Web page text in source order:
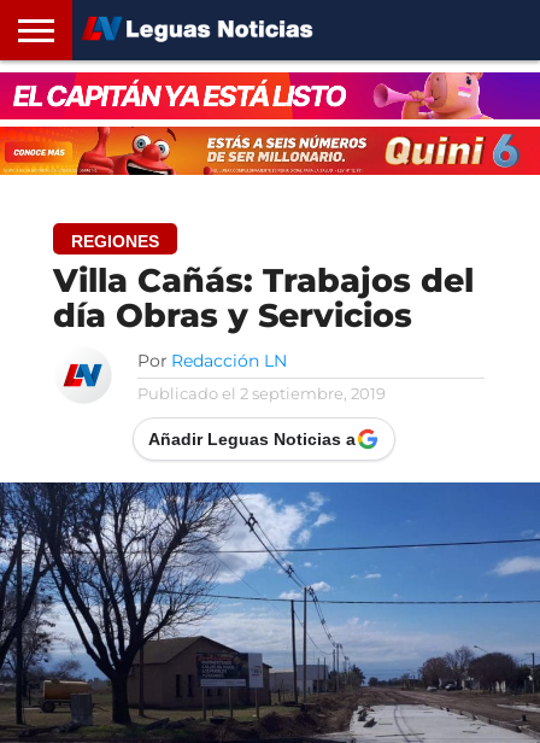
INICIO
SANTA
FE
ROSARIO24
REGIONES
ARGENTINA
OPINIÓN
CONTACTO
REGIONES
Villa Cañás: Trabajos del
día Obras y Servicios
Por Redacción LN
Publicado el 2 septiembre, 2019
Añadir Leguas Noticias a